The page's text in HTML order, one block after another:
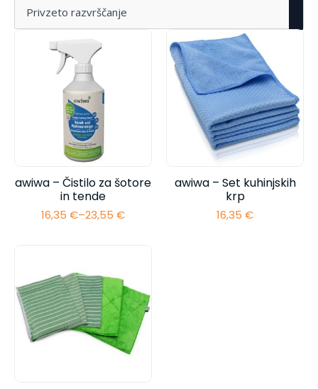
awiwa – Čistilo za šotore
in tende
16,35 €–23,55 €
Cenovni
do
23,55 €
awiwa – Set kuhinjskih
krp
16,35 €